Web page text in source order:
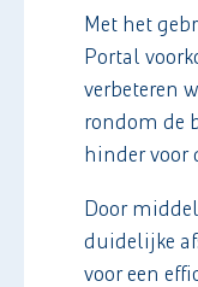
Met het
Portal
verbeteren
rondom de
hinder voor
Door
duidelijke
voor een